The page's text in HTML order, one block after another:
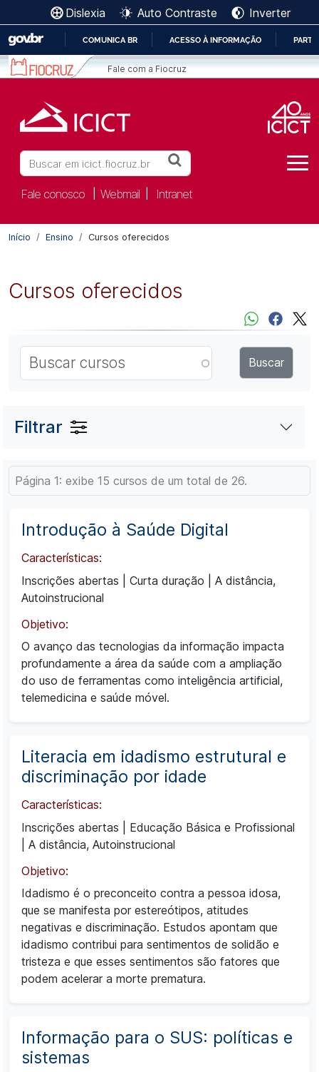
Ir para o conteúdo [1]
Ir para o menu [2]
Ir para a Busca [3]
IR
PARA
COMUNICA BR ACESSO À INFORMAÇÃO
Fale com a Fiocruz
Dislexia Auto Contraste Inverter
Buscar
Fale conosco Webmail Intranet
Início Ensino Cursos oferecidos
Cursos oferecidos
Filtrar
Página 1: exibe 15 cursos de um total de 26.
Introdução à Saúde Digital
Características:
Inscrições abertas
Curta duração
A distância,
Autoinstrucional
Objetivo:
O avanço das tecnologias da informação impacta
profundamente a área da saúde com a ampliação
do uso de ferramentas como inteligência artificial,
telemedicina e saúde móvel.
Literacia em idadismo estrutural e
discriminação por idade
Características:
Inscrições abertas
Educação Básica e Profissional
A distância, Autoinstrucional
Objetivo:
Idadismo é o preconceito contra a pessoa idosa,
que se manifesta por estereótipos, atitudes
negativas e discriminação. Estudos apontam que
idadismo contribui para sentimentos de solidão e
tristeza e que esses sentimentos são fatores que
podem acelerar a morte prematura.
Informação para o SUS: políticas e
sistemas